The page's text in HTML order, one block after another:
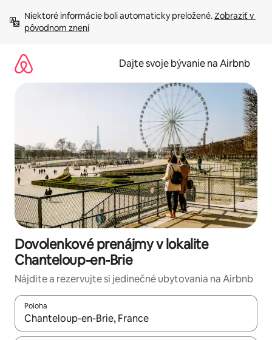
obsah.
Niektoré informácie boli automaticky preložené. Zobraziť v
pôvodnom znení
Dajte svoje bývanie na Airbnb
Dovolenkové prenájmy v lokalite
Chanteloup-en-Brie
Nájdite a rezervujte si jedinečné ubytovania na Airbnb
Poloha
Keď budú výsledky k dispozícii, môžete si ich prechádzať